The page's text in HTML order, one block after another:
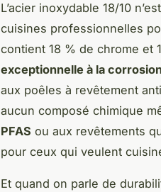
L’acier inoxydable 18/10
cuisines professionnelles
contient 18 % de chrome et
exceptionnelle à la
aux poêles à revêtement
aucun composé chimique
PFAS ou aux revêtements
pour ceux qui veulent
Et quand on parle de